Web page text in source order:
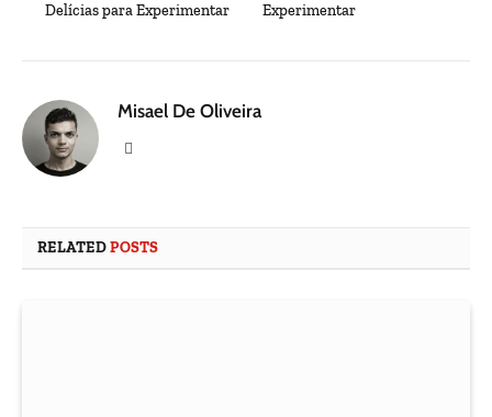
Delícias para Experimentar
Experimentar
Misael De Oliveira
RELATEDPOSTS